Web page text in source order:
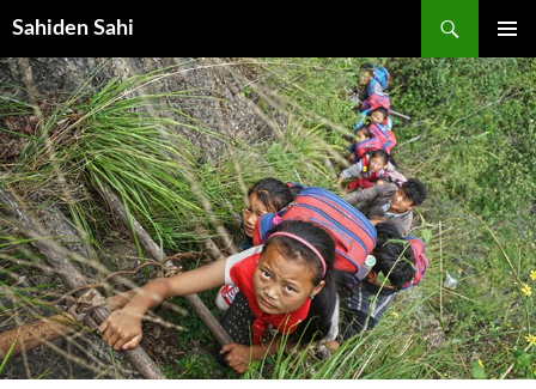
Sahiden Sahi
MENÜ
ATLA